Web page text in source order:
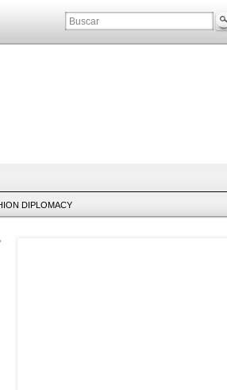
DIPLOMACY